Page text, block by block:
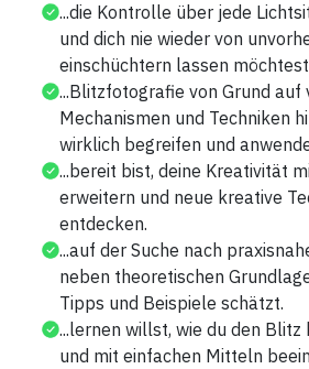
...die Kontrolle über jede
und dich nie wieder von
einschüchtern lassen
...Blitzfotografie von Grund auf
Mechanismen und Techniken
wirklich begreifen und
...bereit bist, deine Kreativität
erweitern und neue kreative
entdecken.
...auf der Suche nach
neben theoretischen
Tipps und Beispiele schätzt.
...lernen willst, wie du den Blitz
und mit einfachen Mitteln